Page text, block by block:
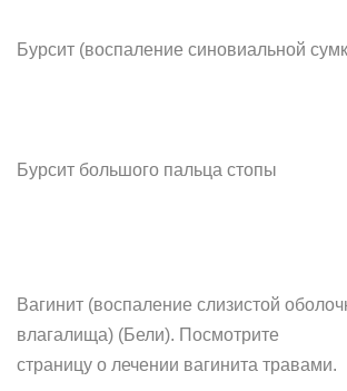
Бурсит (воспаление синовиальной
Бурсит большого пальца стопы
Вагинит (воспаление слизистой
влагалища) (Бели). Посмотрите
страницу о лечении вагинита травами.